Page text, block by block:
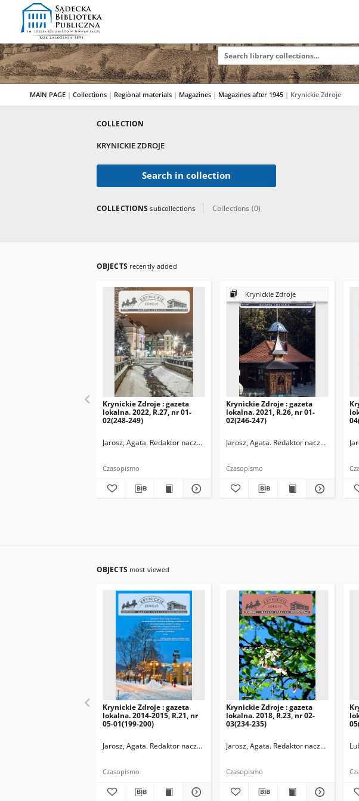
MAIN PAGE | Collections | Regional materials | Magazines | Magazines after 1945 | Krynickie Zdroje
COLLECTION
KRYNICKIE ZDROJE
Search in collection
COLLECTIONSsubcollections Collections (0)
OBJECTS recently added
Krynickie Zdroje : gazeta
lokalna. 2022, R.27, nr 01-
02(248-249)
Jarosz, Agata. Redaktor naczelny
Czasopismo
Krynickie Zdroje
Krynickie Zdroje : gazeta
lokalna. 2021, R.26, nr 01-
02(246-247)
Jarosz, Agata. Redaktor naczelny
Czasopismo
OBJECTS most viewed
Krynickie Zdroje : gazeta
lokalna. 2014-2015, R.21, nr
05-01(199-200)
Jarosz, Agata. Redaktor naczelny
Czasopismo
Krynickie Zdroje : gazeta
lokalna. 2018, R.23, nr 02-
03(234-235)
Jarosz, Agata. Redaktor naczelny
Czasopismo